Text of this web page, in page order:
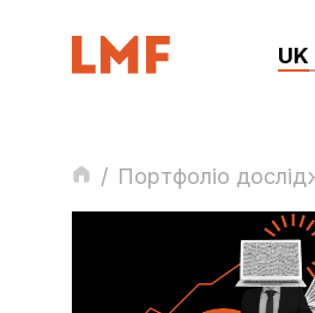
UK
/ Портфоліо